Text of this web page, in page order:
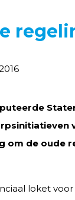
om de oude
loket